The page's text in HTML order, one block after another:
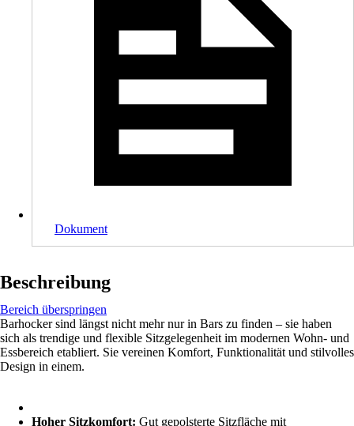
Dokument
Beschreibung
Bereich überspringen
Barhocker sind längst nicht mehr nur in Bars zu finden – sie haben
sich als trendige und flexible Sitzgelegenheit im modernen Wohn- und
Essbereich etabliert. Sie vereinen Komfort, Funktionalität und stilvolles
Design in einem.
Hoher Sitzkomfort: Gut gepolsterte Sitzfläche mit